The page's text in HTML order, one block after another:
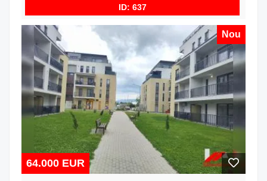
ID: 637
Nou
64.000 EUR